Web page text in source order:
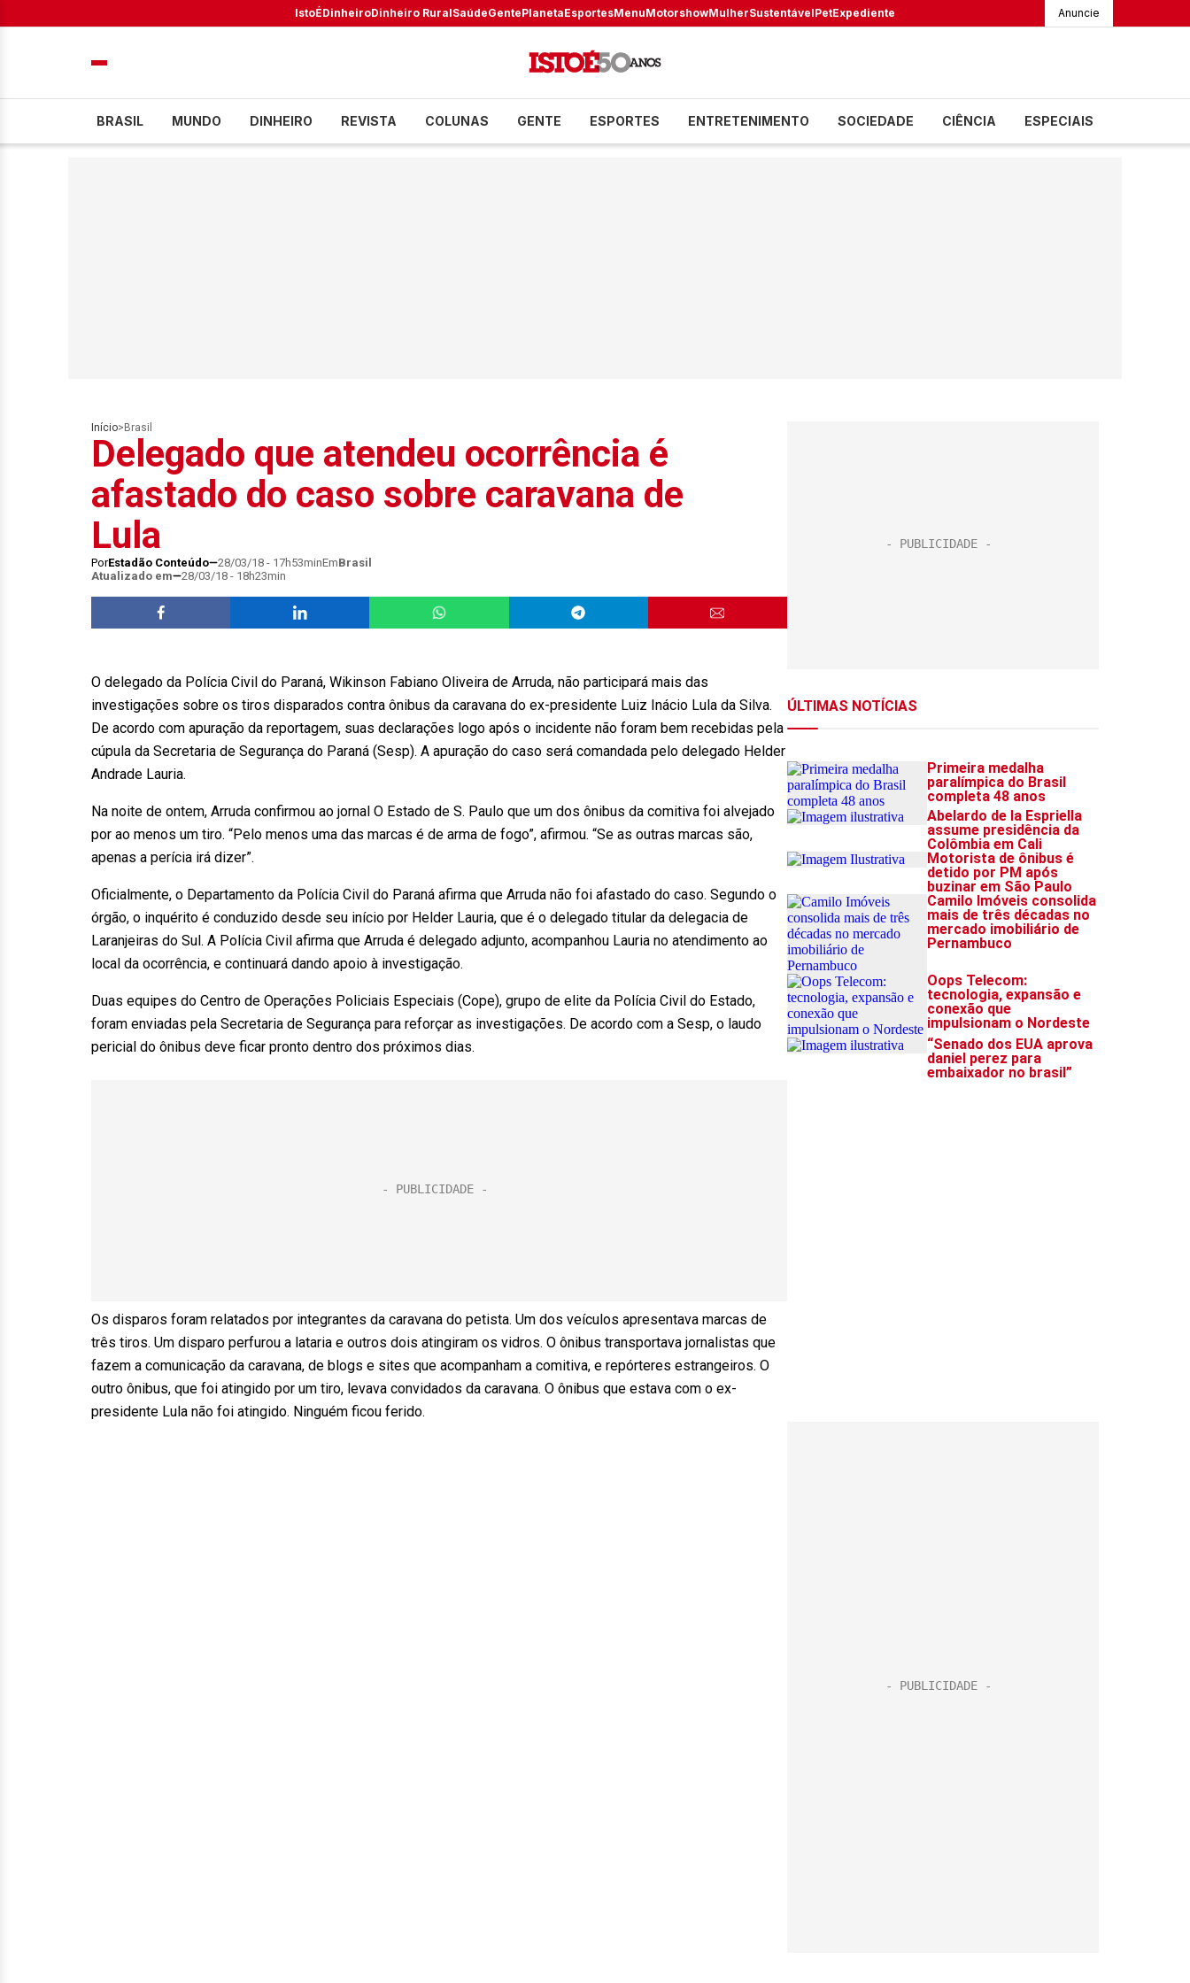
IstoÉDinheiroDinheiro RuralSaúdeGentePlanetaEsportesMenuMotorshowMulherSustentávelPetExpediente Anuncie
BRASIL MUNDO DINHEIRO REVISTA COLUNAS GENTE ESPORTES ENTRETENIMENTO SOCIEDADE CIÊNCIA ESPECIAIS
Início> Brasil
Delegado que atendeu ocorrência é
afastado do caso sobre caravana de
Lula
PorEstadão Conteúdo 28/03/18 - 17h53minEmBrasil
Atualizado em
28/03/18 - 18h23min
O delegado da Polícia Civil do Paraná, Wikinson Fabiano Oliveira de Arruda, não participará mais das
investigações sobre os tiros disparados contra ônibus da caravana do ex-presidente Luiz Inácio Lula da Silva.
De acordo com apuração da reportagem, suas declarações logo após o incidente não foram bem recebidas pela
cúpula da Secretaria de Segurança do Paraná (Sesp). A apuração do caso será comandada pelo delegado Helder
Andrade Lauria.
Na noite de ontem, Arruda confirmou ao jornal O Estado de S. Paulo que um dos ônibus da comitiva foi alvejado
por ao menos um tiro. “Pelo menos uma das marcas é de arma de fogo”, afirmou. “Se as outras marcas são,
apenas a perícia irá dizer”.
Oficialmente, o Departamento da Polícia Civil do Paraná afirma que Arruda não foi afastado do caso. Segundo o
órgão, o inquérito é conduzido desde seu início por Helder Lauria, que é o delegado titular da delegacia de
Laranjeiras do Sul. A Polícia Civil afirma que Arruda é delegado adjunto, acompanhou Lauria no atendimento ao
local da ocorrência, e continuará dando apoio à investigação.
Duas equipes do Centro de Operações Policiais Especiais (Cope), grupo de elite da Polícia Civil do Estado,
foram enviadas pela Secretaria de Segurança para reforçar as investigações. De acordo com a Sesp, o laudo
pericial do ônibus deve ficar pronto dentro dos próximos dias.
Os disparos foram relatados por integrantes da caravana do petista. Um dos veículos apresentava marcas de
três tiros. Um disparo perfurou a lataria e outros dois atingiram os vidros. O ônibus transportava jornalistas que
fazem a comunicação da caravana, de blogs e sites que acompanham a comitiva, e repórteres estrangeiros. O
outro ônibus, que foi atingido por um tiro, levava convidados da caravana. O ônibus que estava com o ex-
presidente Lula não foi atingido. Ninguém ficou ferido.